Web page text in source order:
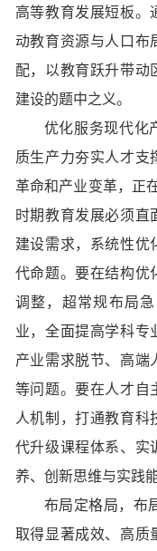
高等教育发展短板。
动教育资源与人口布
配，以教育跃升带动
建设的题中之义。
优化服务现代化
质生产力夯实人才支
革命和产业变革，正
时期教育发展必须直
建设需求，系统性优
代命题。要在结构优
调整，超常规布局
业，全面提高学科专
产业需求脱节、高端
等问题。要在人才自
人机制，打通教育科
代升级课程体系、实
养、创新思维与实践
布局定格局，布
取得显著成效、高质